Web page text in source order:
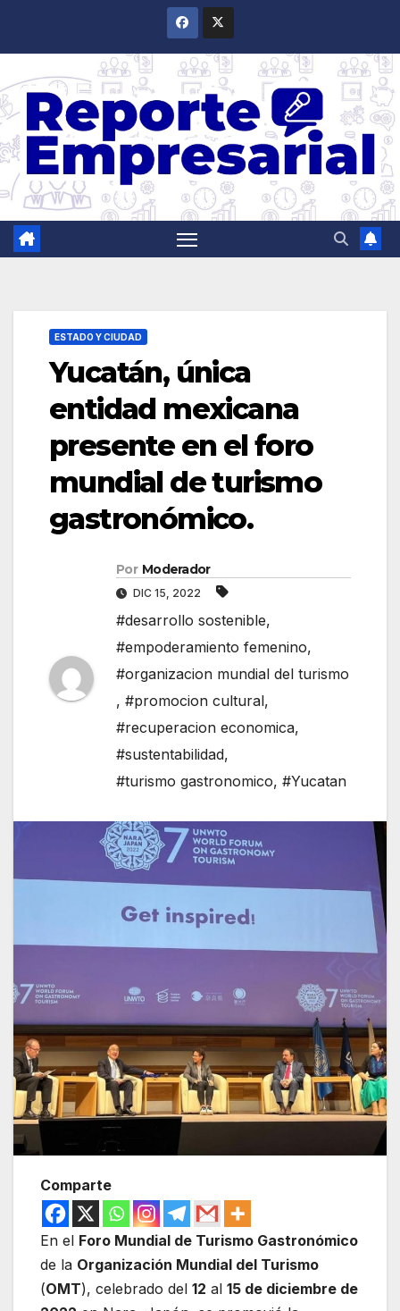
ESTADO Y CIUDAD
Yucatán, única
entidad mexicana
presente en el foro
mundial de turismo
gastronómico.
Por Moderador
DIC 15, 2022
#desarrollo sostenible,
#empoderamiento femenino,
#organizacion mundial del turismo
, #promocion cultural,
#recuperacion economica,
#sustentabilidad,
#turismo gastronomico, #Yucatan
Comparte
En el Foro Mundial de Turismo Gastronómico
de la Organización Mundial del Turismo
(OMT), celebrado del 12 al 15 de diciembre de